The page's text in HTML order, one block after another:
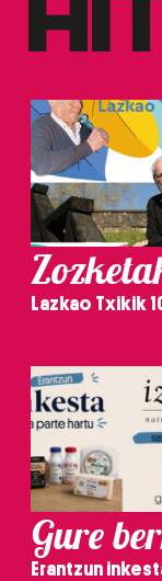
Lazkao Txikik
Gure
Erantzun